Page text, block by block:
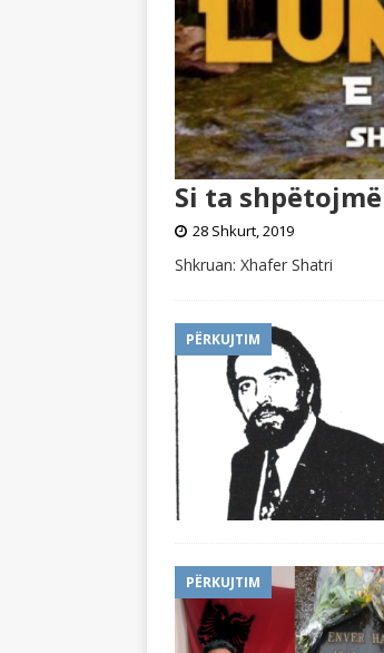
Si ta
28 Shkurt, 2019
Shkruan: Xhafer Shatri
PËRKUJTIM
PËRKUJTIM